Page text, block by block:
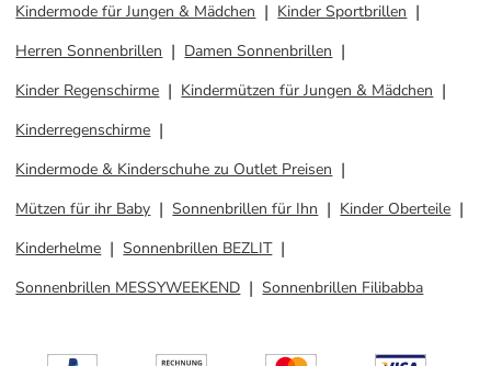
Kindermode für Jungen & Mädchen
Kinder Sportbrillen
Herren Sonnenbrillen
Damen Sonnenbrillen
Kinder Regenschirme
Kindermützen für Jungen & Mädchen
Kinderregenschirme
Kindermode & Kinderschuhe zu Outlet Preisen
Mützen für ihr Baby
Sonnenbrillen für Ihn
Kinder Oberteile
Kinderhelme
Sonnenbrillen BEZLIT
Sonnenbrillen MESSYWEEKEND
Sonnenbrillen Filibabba